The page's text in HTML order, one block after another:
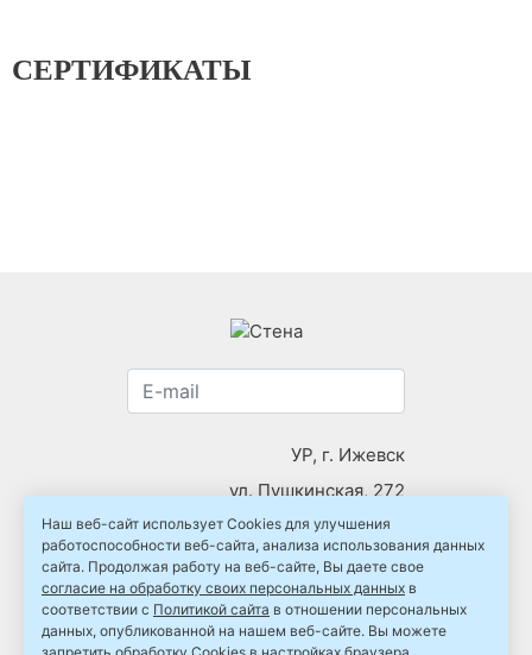
СЕРТИФИКАТЫ
УР, г. Ижевск
ул. Пушкинская, 272
тел:+7 (3412) 439700
info.stena18@mail.ru
Наш веб-сайт использует Cookies для улучшения
работоспособности веб-сайта, анализа использования данных
сайта. Продолжая работу на веб-сайте, Вы даете свое
согласие на обработку своих персональных данных в
соответствии с Политикой сайта в отношении персональных
данных, опубликованной на нашем веб-сайте. Вы можете